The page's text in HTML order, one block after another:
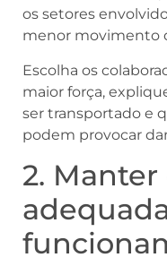
os setores
menor movimento
Escolha os
maior força,
ser transportado e
podem provocar
2.